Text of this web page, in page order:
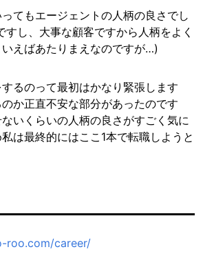
てもエージェントの人柄の良さでし
すし、大事な顧客ですから人柄をよく
えばあたりまえなのですが…)
るのって最初はかなり緊張します
か正直不安な部分があったのです
いくらいの人柄の良さがすごく気に
は最終的にはここ1本で転職しようと
roo.com/career/